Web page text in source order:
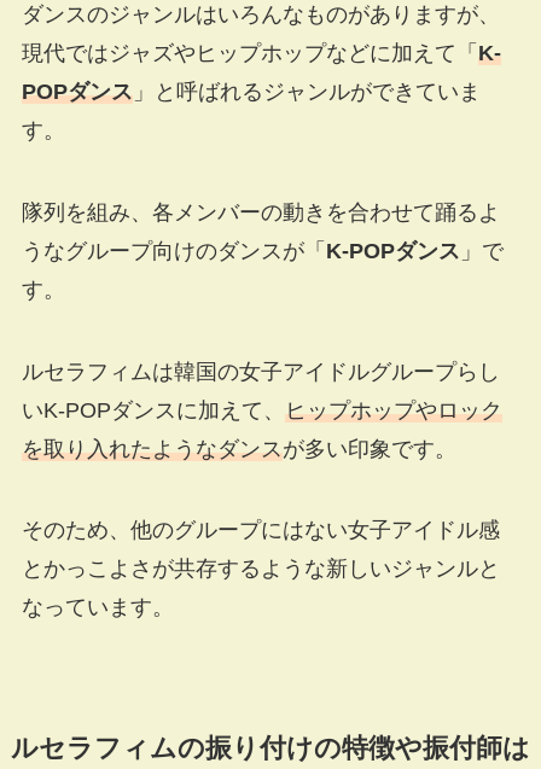
ダンスのジャンルはいろんなものがありますが、
現代ではジャズやヒップホップなどに加えて「 K-
POPダンス」と呼ばれるジャンルができていま
す。
隊列を組み、各メンバーの動きを合わせて踊るよ
うなグループ向けのダンスが「 K-POPダンス 」で
す。
ルセラフィムは韓国の女子アイドルグループらし
いK-POPダンスに加えて、 ヒップホップやロック
を取り入れたようなダンスが多い印象です。
そのため、他のグループにはない女子アイドル感
とかっこよさが共存するような新しいジャンルと
なっています。
ルセラフィムの振り付けの特徴や振付師は